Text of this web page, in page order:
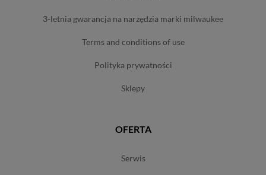
3-letnia gwarancja na narzędzia marki milwaukee
terms and conditions of use
polityka prywatności
sklepy
OFERTA
serwis